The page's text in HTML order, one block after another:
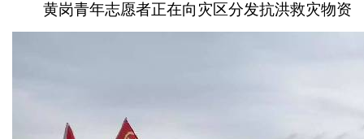
黄岗青年志愿者正在向灾区分发抗洪救灾物资